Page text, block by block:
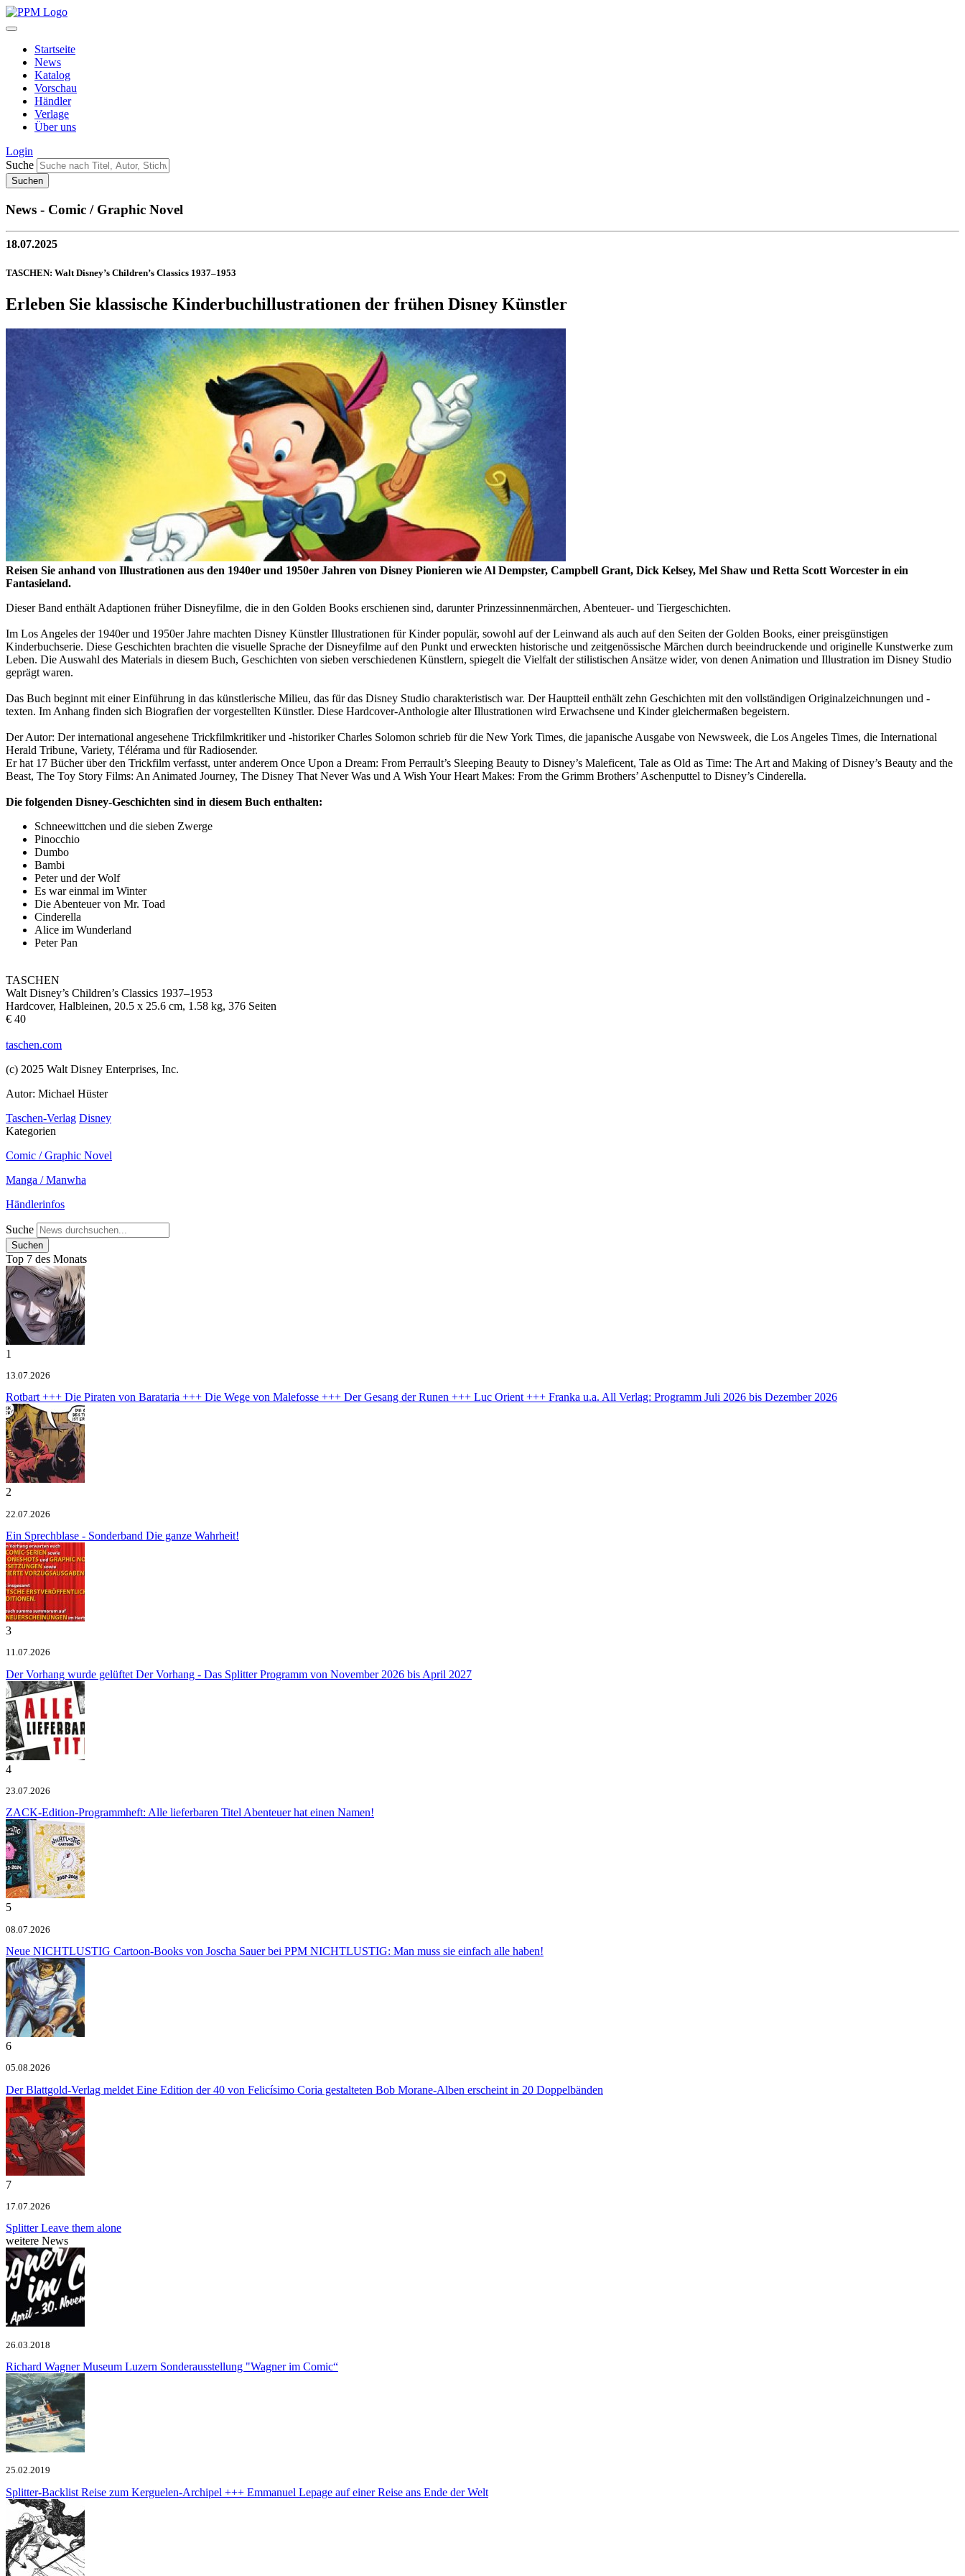
Startseite
News
Katalog
Vorschau
Händler
Verlage
Über uns
Login
Suche
News - Comic / Graphic Novel
18.07.2025
TASCHEN: Walt Disney’s Children’s Classics 1937–1953
Erleben Sie klassische Kinderbuchillustrationen der frühen Disney Künstler
Reisen Sie anhand von Illustrationen aus den 1940er und 1950er Jahren von Disney Pionieren wie Al Dempster, Campbell Grant, Dick Kelsey, Mel Shaw und Retta Scott Worcester in ein
Fantasieland.
Dieser Band enthält Adaptionen früher Disneyfilme, die in den Golden Books erschienen sind, darunter Prinzessinnenmärchen, Abenteuer- und Tiergeschichten.
Im Los Angeles der 1940er und 1950er Jahre machten Disney Künstler Illustrationen für Kinder populär, sowohl auf der Leinwand als auch auf den Seiten der Golden Books, einer preisgünstigen
Kinderbuchserie. Diese Geschichten brachten die visuelle Sprache der Disneyfilme auf den Punkt und erweckten historische und zeitgenössische Märchen durch beeindruckende und originelle Kunstwerke zum
Leben. Die Auswahl des Materials in diesem Buch, Geschichten von sieben verschiedenen Künstlern, spiegelt die Vielfalt der stilistischen Ansätze wider, von denen Animation und Illustration im Disney Studio
geprägt waren.
Das Buch beginnt mit einer Einführung in das künstlerische Milieu, das für das Disney Studio charakteristisch war. Der Hauptteil enthält zehn Geschichten mit den vollständigen Originalzeichnungen und -
texten. Im Anhang finden sich Biografien der vorgestellten Künstler. Diese Hardcover-Anthologie alter Illustrationen wird Erwachsene und Kinder gleichermaßen begeistern.
Der Autor: Der international angesehene Trickfilmkritiker und -historiker Charles Solomon schrieb für die New York Times, die japanische Ausgabe von Newsweek, die Los Angeles Times, die International
Herald Tribune, Variety, Télérama und für Radiosender.
Er hat 17 Bücher über den Trickfilm verfasst, unter anderem Once Upon a Dream: From Perrault’s Sleeping Beauty to Disney’s Maleficent, Tale as Old as Time: The Art and Making of Disney’s Beauty and the
Beast, The Toy Story Films: An Animated Journey, The Disney That Never Was und A Wish Your Heart Makes: From the Grimm Brothers’ Aschenputtel to Disney’s Cinderella.
Die folgenden Disney-Geschichten sind in diesem Buch enthalten:
Schneewittchen und die sieben Zwerge
Pinocchio
Dumbo
Bambi
Peter und der Wolf
Es war einmal im Winter
Die Abenteuer von Mr. Toad
Cinderella
Alice im Wunderland
Peter Pan
TASCHEN
Walt Disney’s Children’s Classics 1937–1953
Hardcover, Halbleinen, 20.5 x 25.6 cm, 1.58 kg, 376 Seiten
€ 40
taschen.com
(c) 2025 Walt Disney Enterprises, Inc.
Autor: Michael Hüster
Taschen-Verlag Disney
Kategorien
Comic / Graphic Novel
Manga / Manwha
Händlerinfos
Suche
Top 7 des Monats
1
13.07.2026
Rotbart +++ Die Piraten von Barataria +++ Die Wege von Malefosse +++ Der Gesang der Runen +++ Luc Orient +++ Franka u.a. All Verlag: Programm Juli 2026 bis Dezember 2026
2
22.07.2026
Ein Sprechblase - Sonderband Die ganze Wahrheit!
3
11.07.2026
Der Vorhang wurde gelüftet Der Vorhang - Das Splitter Programm von November 2026 bis April 2027
4
23.07.2026
ZACK-Edition-Programmheft: Alle lieferbaren Titel Abenteuer hat einen Namen!
5
08.07.2026
Neue NICHTLUSTIG Cartoon-Books von Joscha Sauer bei PPM NICHTLUSTIG: Man muss sie einfach alle haben!
6
05.08.2026
Der Blattgold-Verlag meldet Eine Edition der 40 von Felicísimo Coria gestalteten Bob Morane-Alben erscheint in 20 Doppelbänden
7
17.07.2026
SplitterLeave them alone
weitere News
26.03.2018
Richard Wagner Museum Luzern Sonderausstellung "Wagner im Comic“
25.02.2019
Splitter-Backlist Reise zum Kerguelen-Archipel +++ Emmanuel Lepage auf einer Reise ans Ende der Welt